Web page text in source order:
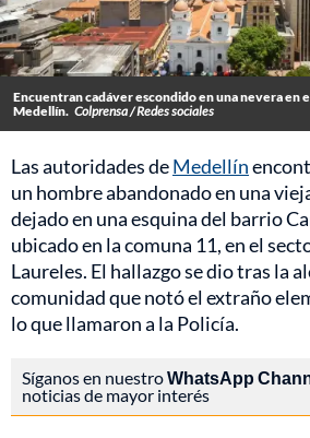
Encuentran cadáver escondido en una nevera en
Medellín. Colprensa / Redes sociales
Las autoridades deMedellín
un hombre abandonado en una
dejado en una esquina del barrio
ubicado en la comuna 11, en el
Laureles. El hallazgo se dio tras la
comunidad que notó el extraño
lo que llamaron a la Policía.
Síganos en nuestroWhatsApp
noticias de mayor interés